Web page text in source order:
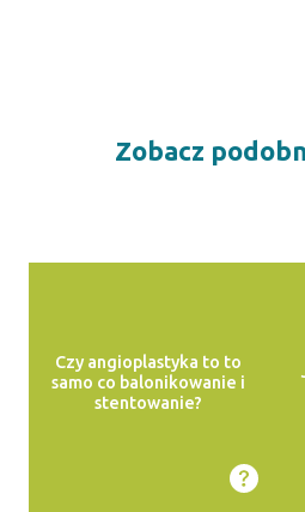
Zobacz
Czy angioplastyka to to
samo co balonikowanie i
stentowanie?